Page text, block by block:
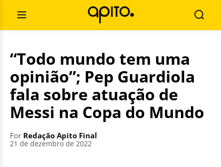
contentOpen
Menu
for:
“Todo mundo tem uma
opinião”; Pep Guardiola
fala sobre atuação de
Messi na Copa do Mundo
For Redação Apito Final
21 de dezembro de 2022